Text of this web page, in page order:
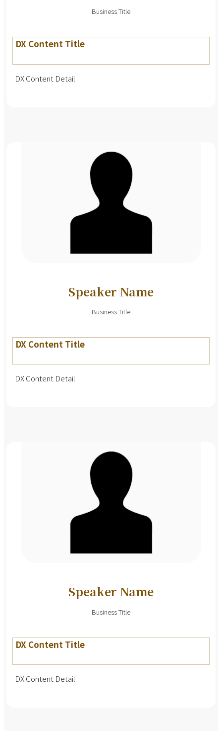
Business Title
DX Content Title
DX Content Detail
Speaker Name
Business Title
DX Content Title
DX Content Detail
Speaker Name
Business Title
DX Content Title
DX Content Detail